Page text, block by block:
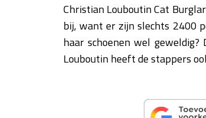
Christian Louboutin Cat
bij, want er zijn slechts 2400
haar schoenen wel
Louboutin heeft de stappers